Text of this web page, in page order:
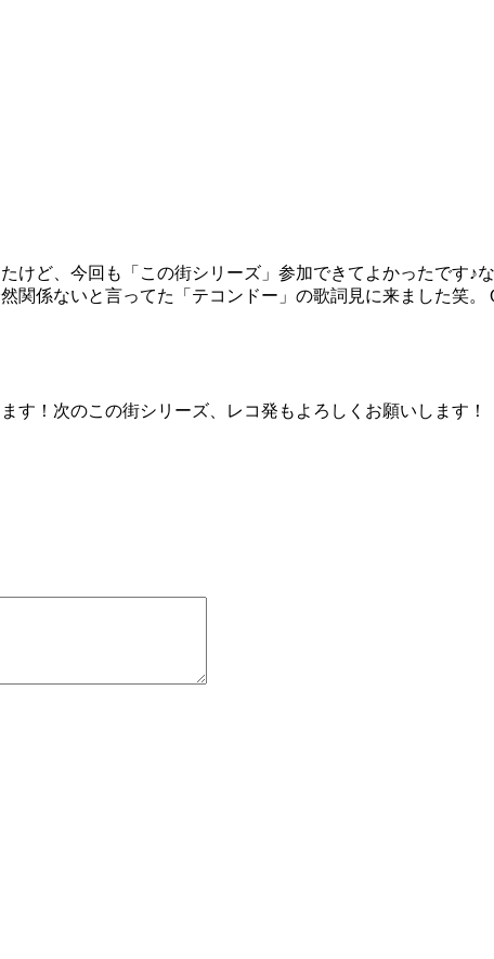
けど、今回も「この街シリーズ」参加できてよかったです♪
係ないと言ってた「テコンドー」の歌詞見に来ました笑
！次のこの街シリーズ、レコ発もよろしくお願いします！